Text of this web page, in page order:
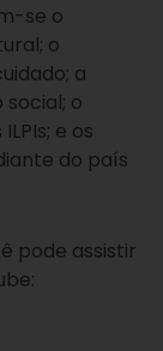
se o
o
a
o
e os
do país
pode assistir